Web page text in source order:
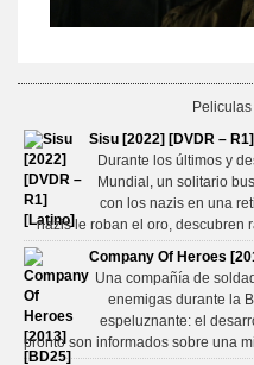
Sisu [2022] [DVDR –
Durante los últimos y
Mundial, un solitario
con los nazis en una
nazis le roban el oro, descubren
Company Of Heroes
Una compañía de
enemigas durante la
espeluznante: el
pronto son informados sobre una